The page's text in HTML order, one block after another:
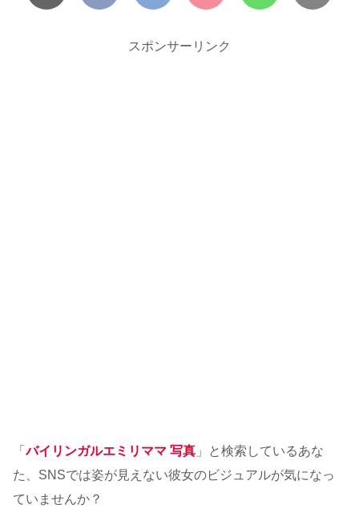
スポンサーリンク
「バイリンガルエミリママ 写真 」と検索しているあな
た、SNSでは姿が見えない彼女のビジュアルが気になっ
ていませんか？